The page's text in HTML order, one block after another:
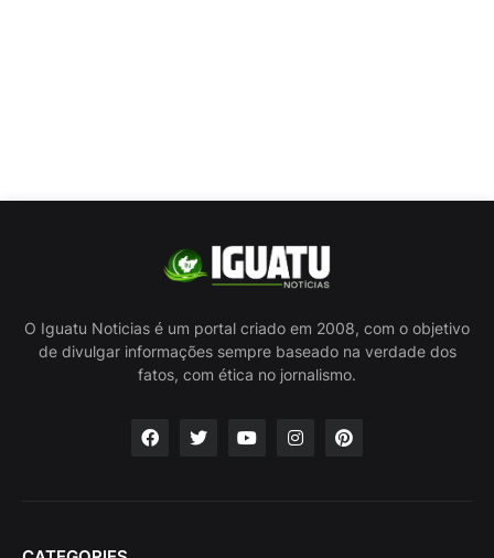
O Iguatu Noticias é um portal criado em 2008, com o objetivo
de divulgar informações sempre baseado na verdade dos
fatos, com ética no jornalismo.